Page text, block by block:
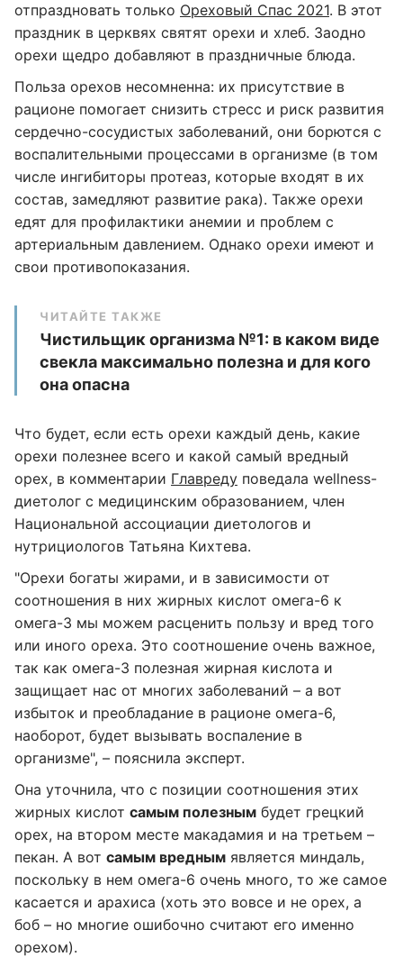
отпраздновать только Ореховый Спас 2021. В этот
праздник в церквях святят орехи и хлеб. Заодно
орехи щедро добавляют в праздничные блюда.
Польза орехов несомненна: их присутствие в
рационе помогает снизить стресс и риск развития
сердечно-сосудистых заболеваний, они борются с
воспалительными процессами в организме (в том
числе ингибиторы протеаз, которые входят в их
состав, замедляют развитие рака). Также орехи
едят для профилактики анемии и проблем с
артериальным давлением. Однако орехи имеют и
свои противопоказания.
ЧИТАЙТЕ ТАКЖЕ
Чистильщик организма №1: в каком виде
свекла максимально полезна и для кого
она опасна
Что будет, если есть орехи каждый день, какие
орехи полезнее всего и какой самый вредный
орех, в комментарии Главреду поведала wellness-
диетолог с медицинским образованием, член
Национальной ассоциации диетологов и
нутрициологов Татьяна Кихтева.
"Орехи богаты жирами, и в зависимости от
соотношения в них жирных кислот омега-6 к
омега-3 мы можем расценить пользу и вред того
или иного ореха. Это соотношение очень важное,
так как омега-3 полезная жирная кислота и
защищает нас от многих заболеваний – а вот
избыток и преобладание в рационе омега-6,
наоборот, будет вызывать воспаление в
организме", – пояснила эксперт.
Она уточнила, что с позиции соотношения этих
жирных кислот самым полезным будет грецкий
орех, на втором месте макадамия и на третьем –
пекан. А вот самым вредным является миндаль,
поскольку в нем омега-6 очень много, то же самое
касается и арахиса (хоть это вовсе и не орех, а
боб – но многие ошибочно считают его именно
орехом).